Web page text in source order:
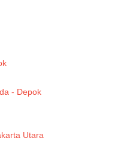
- Depok
Utara